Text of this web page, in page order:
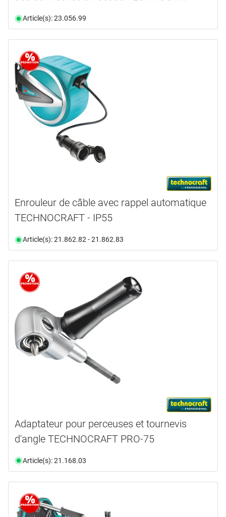
Article(s): 23.056.99
Enrouleur de câble avec rappel automatique
TECHNOCRAFT - IP55
Article(s): 21.862.82 - 21.862.83
Adaptateur pour perceuses et tournevis
d'angle TECHNOCRAFT PRO-75
Article(s): 21.168.03